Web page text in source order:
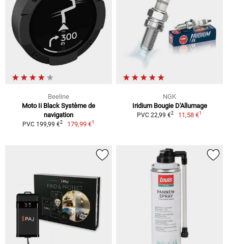
Beeline
Moto Ii Black Système de
navigation
PVC 199,99 €2 179,99 €1
NGK
Iridium Bougie D'Allumage
PVC 22,99 €2 11,58 €1